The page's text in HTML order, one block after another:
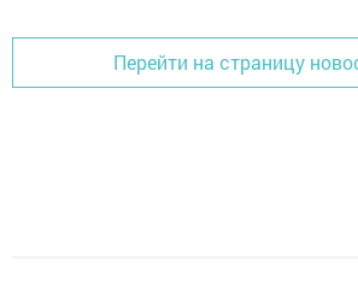
Перейти на страницу